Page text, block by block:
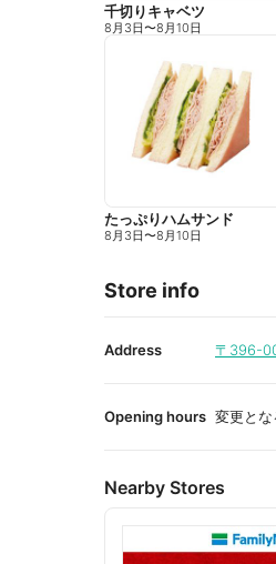
千切りキャベツ
8月3日〜8月10日
たっぷりハムサンド
8月3日〜8月10日
Store info
Address 〒396-
Opening hours 変更とな
Nearby Stores